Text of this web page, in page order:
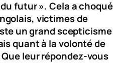
futur ». Cela a choqué
victimes de
un grand scepticisme
quant à la volonté de
leur répondez-vous